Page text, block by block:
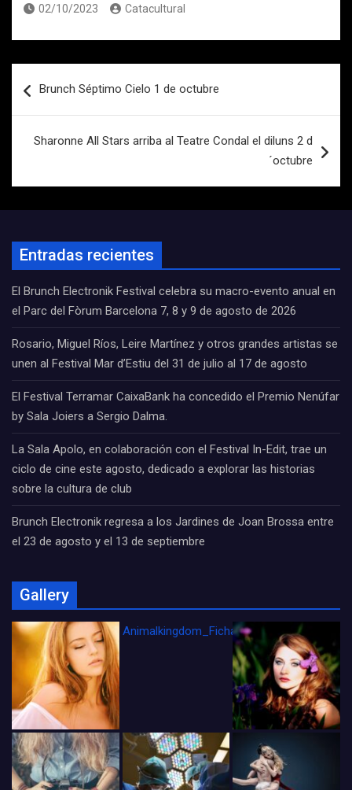
02/10/2023 Catacultural
de
Brunch Séptimo Cielo 1 de octubre
Sharonne All Stars arriba al Teatre Condal el diluns 2 d
´octubre
Entradas recientes
El Brunch Electronik Festival celebra su macro-evento anual en
el Parc del Fòrum Barcelona 7, 8 y 9 de agosto de 2026
Rosario, Miguel Ríos, Leire Martínez y otros grandes artistas se
unen al Festival Mar d’Estiu del 31 de julio al 17 de agosto
El Festival Terramar CaixaBank ha concedido el Premio Nenúfar
by Sala Joiers a Sergio Dalma.
La Sala Apolo, en colaboración con el Festival In-Edit, trae un
ciclo de cine este agosto, dedicado a explorar las historias
sobre la cultura de club
Brunch Electronik regresa a los Jardines de Joan Brossa entre
el 23 de agosto y el 13 de septiembre
Gallery
Animalkingdom_FichaCine